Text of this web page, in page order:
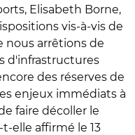
Elisabeth Borne,
vis-à-vis de
nous arrêtions de
d'infrastructures
des réserves de
enjeux immédiats à
faire décoller le
elle affirmé le 13